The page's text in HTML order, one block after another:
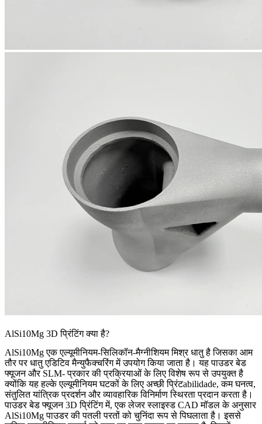
AlSi10Mg 3D प्रिंटिंग क्या है?
AlSi10Mg एक एल्यूमीनियम-सिलिकॉन-मैग्नीशियम मिश्र धातु है जिसका आम
तौर पर धातु एडिटिव मैन्युफैक्चरिंग में उपयोग किया जाता है। यह पाउडर बेड
फ्यूजन और SLM- प्रकार की प्रक्रियाओं के लिए विशेष रूप से उपयुक्त है
क्योंकि यह हल्के एल्यूमीनियम घटकों के लिए अच्छी प्रिंटabilidade, कम घनत्व,
संतुलित यांत्रिक प्रदर्शन और व्यावहारिक विनिर्माण स्थिरता प्रदान करता है।
पाउडर बेड फ्यूजन 3D प्रिंटिंगमें, एक लेजर स्लाइस्ड CAD मॉडल के अनुसार
AlSi10Mg पाउडर की पतली परतों को चुनिंदा रूप से पिघलाता है। इससे